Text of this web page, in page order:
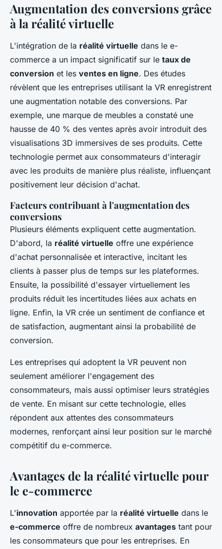
Augmentation des conversions grâce
à la réalité virtuelle
L'intégration de la réalité virtuelle dans le e-
commerce a un impact significatif sur le taux de
conversion et les ventes en ligne. Des études
révèlent que les entreprises utilisant la VR enregistrent
une augmentation notable des conversions. Par
exemple, une marque de meubles a constaté une
hausse de 40 % des ventes après avoir introduit des
visualisations 3D immersives de ses produits. Cette
technologie permet aux consommateurs d'interagir
avec les produits de manière plus réaliste, influençant
positivement leur décision d'achat.
Facteurs contribuant à l'augmentation des
conversions
Plusieurs éléments expliquent cette augmentation.
D'abord, la réalité virtuelle offre une expérience
d'achat personnalisée et interactive, incitant les
clients à passer plus de temps sur les plateformes.
Ensuite, la possibilité d'essayer virtuellement les
produits réduit les incertitudes liées aux achats en
ligne. Enfin, la VR crée un sentiment de confiance et
de satisfaction, augmentant ainsi la probabilité de
conversion.
Les entreprises qui adoptent la VR peuvent non
seulement améliorer l'engagement des
consommateurs, mais aussi optimiser leurs stratégies
de vente. En misant sur cette technologie, elles
répondent aux attentes des consommateurs
modernes, renforçant ainsi leur position sur le marché
compétitif du e-commerce.
Avantages de la réalité virtuelle pour
le e-commerce
L'innovation apportée par la réalité virtuelle dans le
e-commerce offre de nombreux avantages tant pour
les consommateurs que pour les entreprises. En